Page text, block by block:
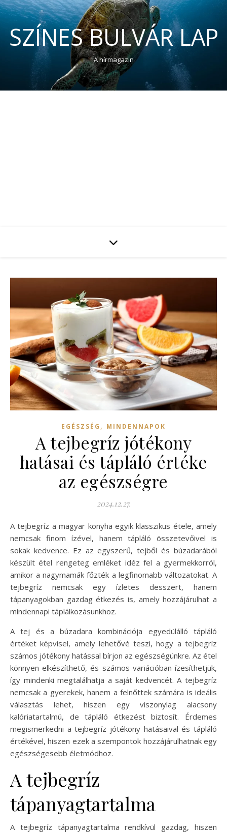
SZÍNES BULVÁR LAP
A hírmagazin
EGÉSZSÉG , MINDENNAPOK
A tejbegríz jótékony
hatásai és tápláló értéke
az egészségre
2024.12.27.
A tejbegríz a magyar konyha egyik klasszikus étele, amely
nemcsak finom ízével, hanem tápláló összetevőivel is
sokak kedvence. Ez az egyszerű, tejből és búzadarából
készült étel rengeteg emléket idéz fel a gyermekkorról,
amikor a nagymamák főzték a legfinomabb változatokat. A
tejbegríz nemcsak egy ízletes desszert, hanem
tápanyagokban gazdag étkezés is, amely hozzájárulhat a
mindennapi táplálkozásunkhoz.
A tej és a búzadara kombinációja egyedülálló tápláló
értéket képvisel, amely lehetővé teszi, hogy a tejbegríz
számos jótékony hatással bírjon az egészségünkre. Az étel
könnyen elkészíthető, és számos variációban ízesíthetjük,
így mindenki megtalálhatja a saját kedvencét. A tejbegríz
nemcsak a gyerekek, hanem a felnőttek számára is ideális
választás lehet, hiszen egy viszonylag alacsony
kalóriatartalmú, de tápláló étkezést biztosít. Érdemes
megismerkedni a tejbegríz jótékony hatásaival és tápláló
értékével, hiszen ezek a szempontok hozzájárulhatnak egy
egészségesebb életmódhoz.
A tejbegríz
tápanyagtartalma
A tejbegríz tápanyagtartalma rendkívül gazdag, hiszen